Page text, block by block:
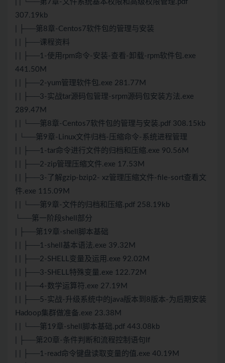
| | └──第7章-文件系统基本权限和高级权限管理.pdf
307.19kb
| ├──第8章-Centos7软件包的管理与安装
| | ├──课程资料
| | ├──1-使用rpm命令-安装-查看-卸载-rpm软件包.exe
441.50M
| | ├──2-yum管理软件包.exe 281.77M
| | ├──3-实战tar源码包管理-srpm源码包安装方法.exe
289.47M
| | └──第8章-Centos7软件包的管理与安装.pdf 308.15kb
| └──第9章-Linux文件归档-压缩命令-系统进程管理
| | ├──1-tar命令进行文件的归档和压缩.exe 90.56M
| | ├──2-zip管理压缩文件.exe 17.53M
| | ├──3-了解gzip-bzip2- xz管理压缩文件-file-sort查看文
件.exe 115.09M
| | └──第9章-文件的归档和压缩.pdf 258.19kb
└──第一阶段shell部分
| ├──第19章-shell脚本基础
| | ├──1-shell基本语法.exe 39.32M
| | ├──2-SHELL变量及运用.exe 92.02M
| | ├──3-SHELL特殊变量.exe 122.72M
| | ├──4-数学运算符.exe 27.19M
| | ├──5-实战-升级系统中的java版本到8版本-为后期安装
Hadoop集群做准备.exe 23.38M
| | └──第19章-shell脚本基础.pdf 443.08kb
| ├──第20章-条件判断和流程控制语句If
| | ├──1-read命令键盘读取变量的值.exe 40.19M